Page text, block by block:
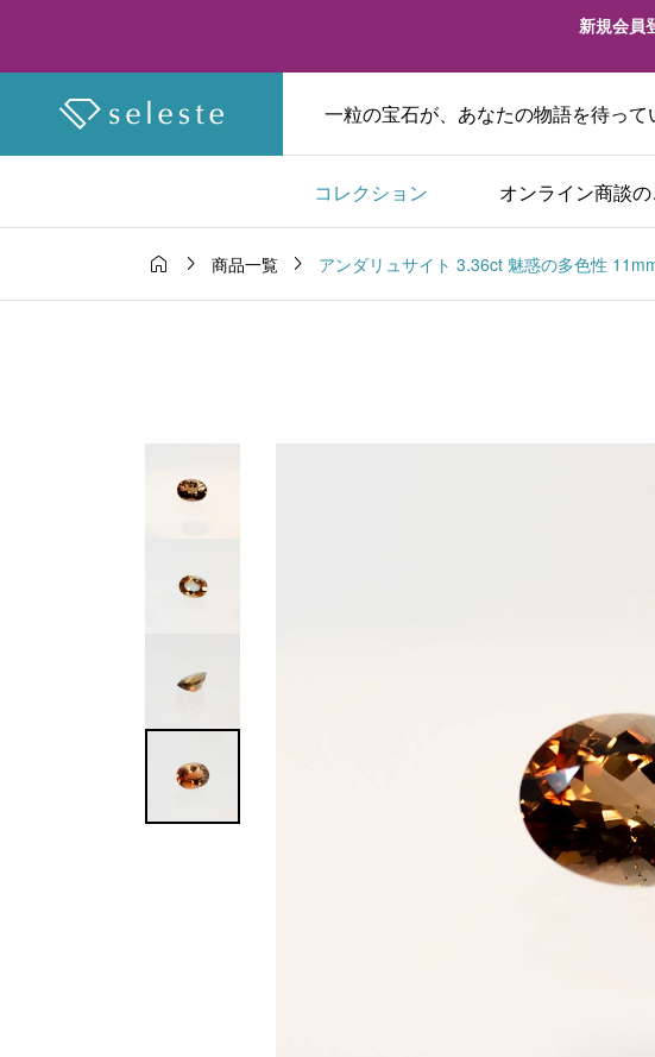
新規会員
一粒の宝石が、あなたの物語を待っ
コレクション オンライン商談
  商品一覧  アンダリュサイト 3.36ct 魅惑の多色性